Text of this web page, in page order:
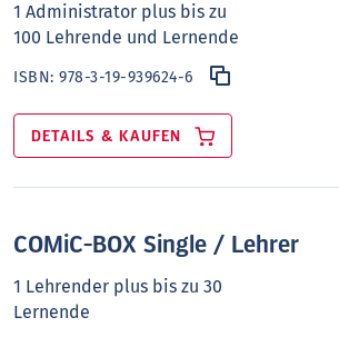
1 Administrator plus bis zu
100 Lehrende und Lernende
ISBN:978-3-19-939624-6
DETAILS & KAUFEN
COMiC-BOX Single / Lehrer
1 Lehrender plus bis zu 30
Lernende